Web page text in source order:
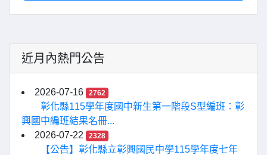
近月內熱門公告
2026-07-16 2762
彰化縣115學年度國中新生第一階段S型編班：彰
興國中編班結果名冊...
2026-07-22
2328
【公告】彰化縣立彰興國民中學115學年度七年